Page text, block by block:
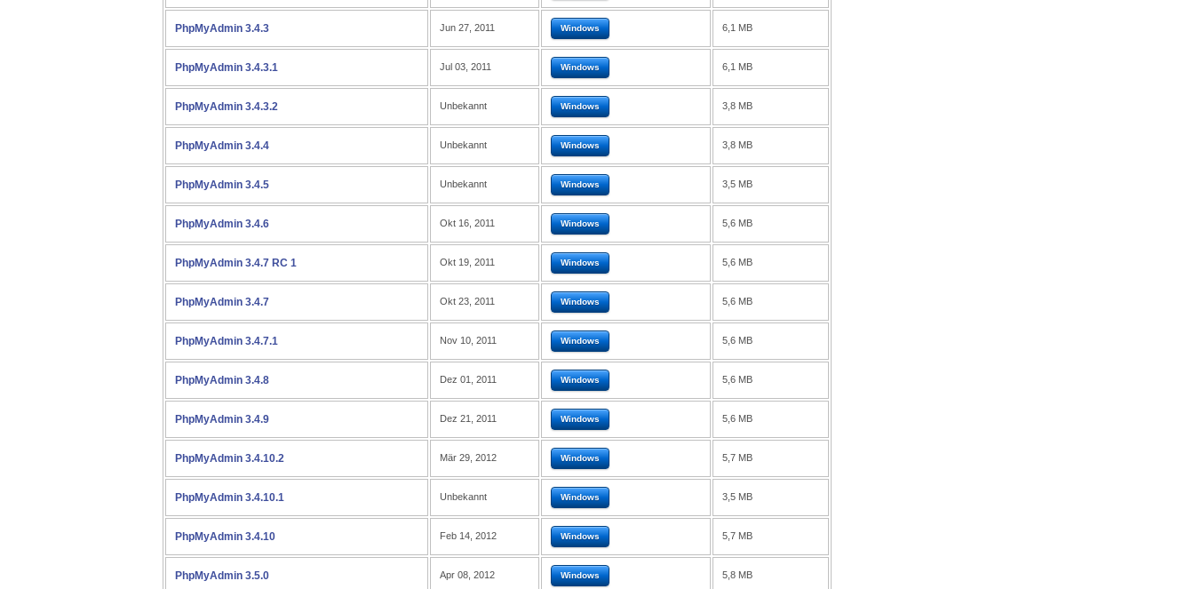
PhpMyAdmin 3.4.3 Jun 27, 2011 Windows 6,1 MB
PhpMyAdmin 3.4.3.1 Jul 03, 2011 Windows 6,1 MB
PhpMyAdmin 3.4.3.2 Unbekannt Windows 3,8 MB
PhpMyAdmin 3.4.4 Unbekannt Windows 3,8 MB
PhpMyAdmin 3.4.5 Unbekannt Windows 3,5 MB
PhpMyAdmin 3.4.6 Okt 16, 2011 Windows 5,6 MB
PhpMyAdmin 3.4.7 RC 1 Okt 19, 2011 Windows 5,6 MB
PhpMyAdmin 3.4.7 Okt 23, 2011 Windows 5,6 MB
PhpMyAdmin 3.4.7.1 Nov 10, 2011 Windows 5,6 MB
PhpMyAdmin 3.4.8 Dez 01, 2011 Windows 5,6 MB
PhpMyAdmin 3.4.9 Dez 21, 2011 Windows 5,6 MB
PhpMyAdmin 3.4.10.2 Mär 29, 2012 Windows 5,7 MB
PhpMyAdmin 3.4.10.1 Unbekannt Windows 3,5 MB
PhpMyAdmin 3.4.10 Feb 14, 2012 Windows 5,7 MB
PhpMyAdmin 3.5.0 Apr 08, 2012 Windows 5,8 MB